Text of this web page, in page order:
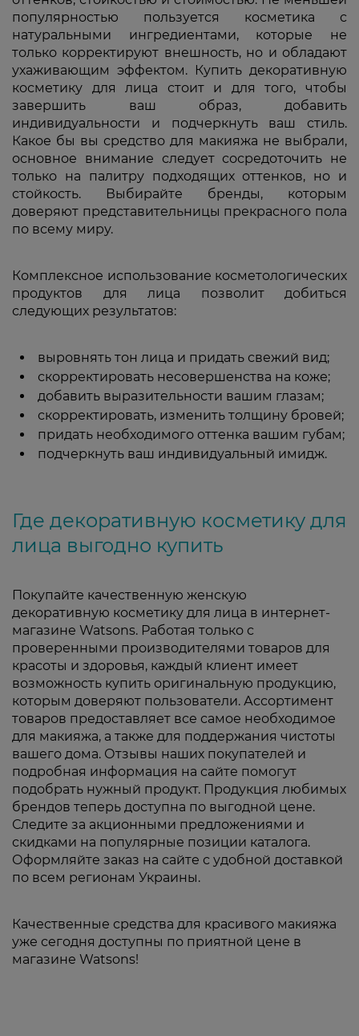
популярностью пользуется косметика с
натуральными ингредиентами, которые не
только корректируют внешность, но и обладают
ухаживающим эффектом. Купить декоративную
косметику для лица стоит и для того, чтобы
завершить ваш образ, добавить
индивидуальности и подчеркнуть ваш стиль.
Какое бы вы средство для макияжа не выбрали,
основное внимание следует сосредоточить не
только на палитру подходящих оттенков, но и
стойкость. Выбирайте бренды, которым
доверяют представительницы прекрасного пола
по всему миру.
Комплексное использование косметологических
продуктов для лица позволит добиться
следующих результатов:
выровнять тон лица и придать свежий вид;
скорректировать несовершенства на коже;
добавить выразительности вашим глазам;
скорректировать, изменить толщину бровей;
придать необходимого оттенка вашим губам;
подчеркнуть ваш индивидуальный имидж.
Где декоративную косметику для
лица выгодно купить
Покупайте качественную женскую
декоративную косметику для лица в интернет-
магазине Watsons. Работая только с
проверенными производителями товаров для
красоты и здоровья, каждый клиент имеет
возможность купить оригинальную продукцию,
которым доверяют пользователи. Ассортимент
товаров предоставляет все самое необходимое
для макияжа, а также для поддержания чистоты
вашего дома. Отзывы наших покупателей и
подробная информация на сайте помогут
подобрать нужный продукт. Продукция любимых
брендов теперь доступна по выгодной цене.
Следите за акционными предложениями и
скидками на популярные позиции каталога.
Оформляйте заказ на сайте с удобной доставкой
по всем регионам Украины.
Качественные средства для красивого макияжа
уже сегодня доступны по приятной цене в
магазине Watsons!